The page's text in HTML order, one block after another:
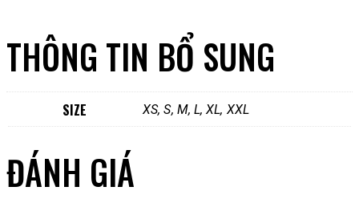
THÔNG TIN BỔ SUNG
SIZE XS, S, M, L, XL, XXL
ĐÁNH GIÁ